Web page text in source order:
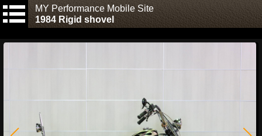
MY Performance Mobile Site
1984 Rigid shovel